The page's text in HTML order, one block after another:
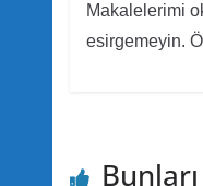
Makalelerimi
esirgemeyin.